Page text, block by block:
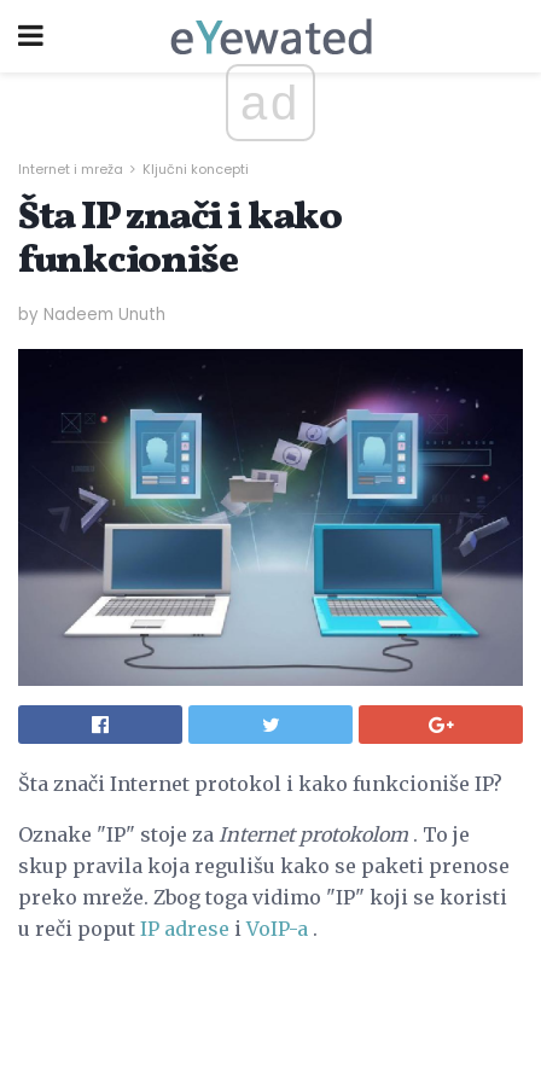
ad
Internet i mreža Ključni koncepti
Šta IP znači i kako
funkcioniše
by Nadeem Unuth
Šta znači Internet protokol i kako funkcioniše IP?
Oznake "IP" stoje za Internet protokolom . To je
skup pravila koja regulišu kako se paketi prenose
preko mreže. Zbog toga vidimo "IP" koji se koristi
u reči poput IP adrese iVoIP-a .